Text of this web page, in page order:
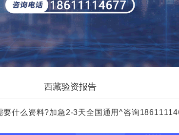
西藏验资报告
什么资料?加急2-3天全国通用^咨询